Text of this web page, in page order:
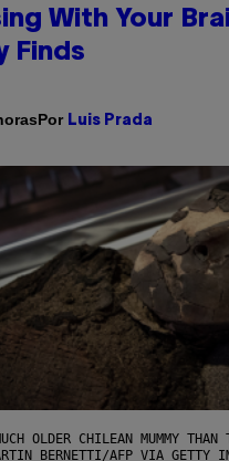
With Your
Finds
Por Luis Prada
OLDER CHILEAN MUMMY
BERNETTI/AFP VIA GETTY